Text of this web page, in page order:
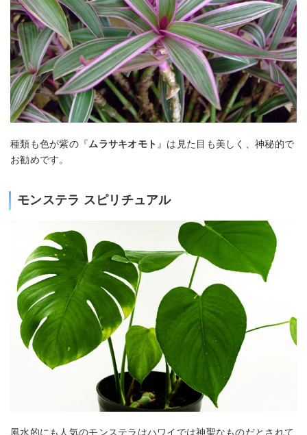
種類も色が紫の『ムラサキオモト 』は見た目も美しく、神秘的で
お勧めです。
モンステラ スピリチュアル
風水的にも人気のモンステラはハワイでは神聖なものだとされて